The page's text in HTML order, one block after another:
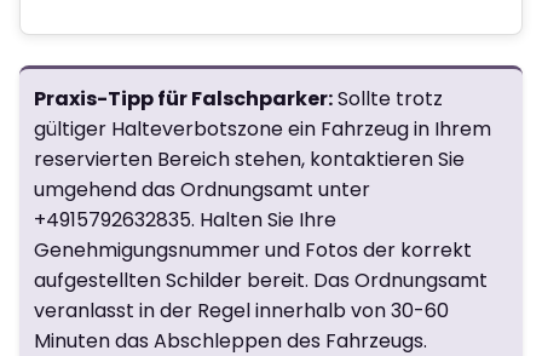
Praxis-Tipp für Falschparker:Sollte trotz
gültiger Halteverbotszone ein Fahrzeug in Ihrem
reservierten Bereich stehen, kontaktieren Sie
umgehend das Ordnungsamt unter
+4915792632835. Halten Sie Ihre
Genehmigungsnummer und Fotos der korrekt
aufgestellten Schilder bereit. Das Ordnungsamt
veranlasst in der Regel innerhalb von 30-60
Minuten das Abschleppen des Fahrzeugs.